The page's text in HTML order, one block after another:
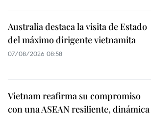
Australia destaca la visita de Estado
del máximo dirigente vietnamita
07/08/2026 08:58
Vietnam reafirma su compromiso
con una ASEAN resiliente, dinámica